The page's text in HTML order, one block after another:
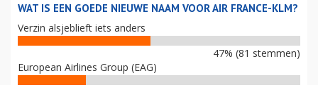
WAT IS EEN GOEDE NIEUWE NAAM VOOR AIR FRANCE-KLM?
Verzin alsjeblieft iets anders
47% (81 stemmen)
European Airlines Group (EAG)